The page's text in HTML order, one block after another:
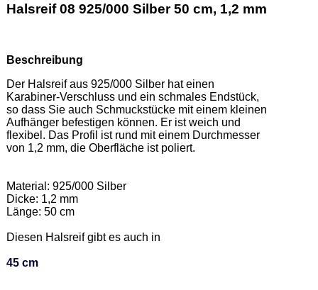
Halsreif 08 925/000 Silber 50 cm, 1,2 mm
Beschreibung
Der Halsreif aus 925/000 Silber hat einen
Karabiner-Verschluss und ein schmales Endstück,
so dass Sie auch Schmuckstücke mit einem kleinen
Aufhänger befestigen können. Er ist weich und
flexibel. Das Profil ist rund mit einem Durchmesser
von 1,2 mm, die Oberfläche ist poliert.
Material: 925/000 Silber
Dicke: 1,2 mm
Länge: 50 cm
Diesen Halsreif gibt es auch in
45 cm